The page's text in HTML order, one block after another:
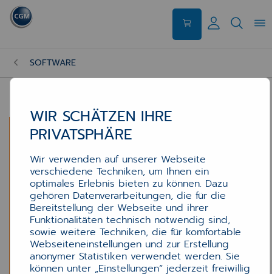
SOFTWARE
WIR SCHÄTZEN IHRE
PRIVATSPHÄRE
Wir verwenden auf unserer Webseite
verschiedene Techniken, um Ihnen ein
optimales Erlebnis bieten zu können. Dazu
gehören Datenverarbeitungen, die für die
Bereitstellung der Webseite und ihrer
Funktionalitäten technisch notwendig sind,
sowie weitere Techniken, die für komfortable
Webseiteneinstellungen und zur Erstellung
anonymer Statistiken verwendet werden. Sie
können unter „Einstellungen“ jederzeit freiwillig